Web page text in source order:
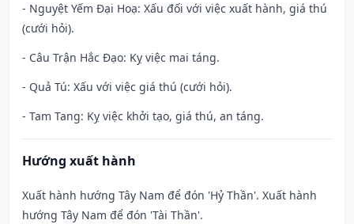
- Nguyệt Yếm Đại Hoạ: Xấu đối với việc xuất hành, giá thú
(cưới hỏi).
- Câu Trận Hắc Đạo: Kỵ việc mai táng.
- Quả Tú: Xấu với việc giá thú (cưới hỏi).
- Tam Tang: Kỵ việc khởi tạo, giá thú, an táng.
Hướng xuất hành
Xuất hành hướng Tây Nam để đón 'Hỷ Thần'. Xuất hành
hướng Tây Nam để đón 'Tài Thần'.